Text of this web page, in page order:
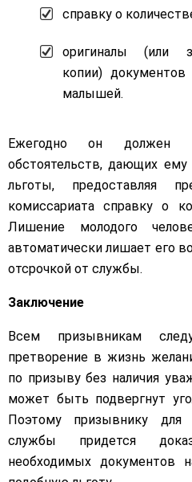
справку о
оригиналы (или
копии)
малышей.
Ежегодно он должен
обстоятельств, дающих ему
льготы, предоставляя
комиссариата справку о
Лишение молодого
автоматически лишает его
отсрочкой от службы.
Заключение
Всем призывникам
претворение в жизнь
по призыву без наличия
может быть подвергнут
Поэтому призывнику для
службы придется
необходимых документов